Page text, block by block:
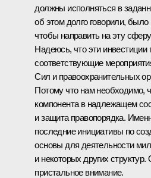
должны исполняться в
об этом долго говорили,
чтобы направить на эту
Надеюсь, что эти инвестиции
соответствующие
Сил и правоохранительных
Потому что нам необходимо,
компонента в надлежащем
и защита правопорядка.
последние инициативы по
основы для деятельности
и некоторых других
пристальное внимание.